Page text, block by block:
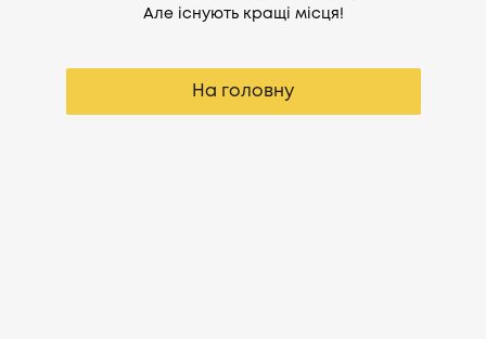
Але існують кращі місця!
На головну